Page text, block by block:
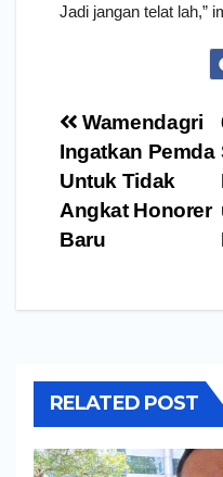
Jadi jangan telat lah,”
Navigasi
pos
Wamendagri
Ingatkan Pemda
Untuk Tidak
Angkat Honorer
Baru
RELATED POST